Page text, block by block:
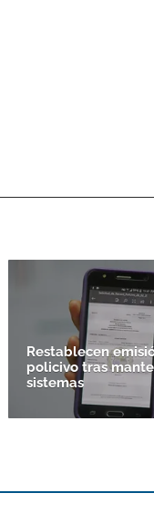
Restablecen
policivo tras
sistemas